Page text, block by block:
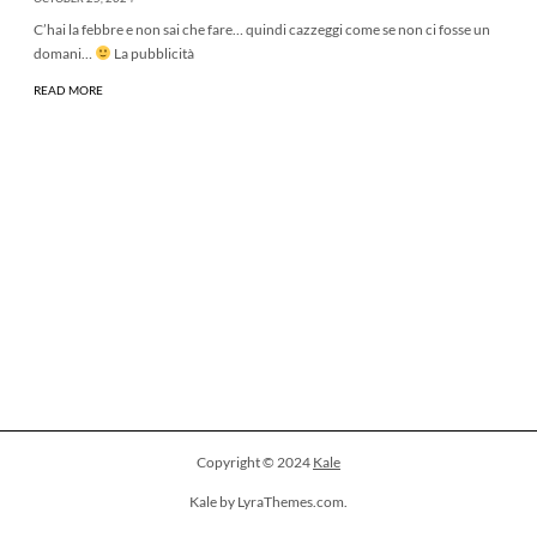
C’hai la febbre e non sai che fare… quindi cazzeggi come se non ci fosse un
domani…
La pubblicità
READ MORE
Copyright © 2024 Kale
Kale by LyraThemes.com.